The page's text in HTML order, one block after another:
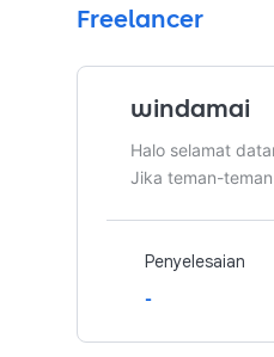
File desain bisa
Untuk Paket
tingkat
Freelancer
windamai
Halo selamat
Jika teman-
Penyelesaian
-